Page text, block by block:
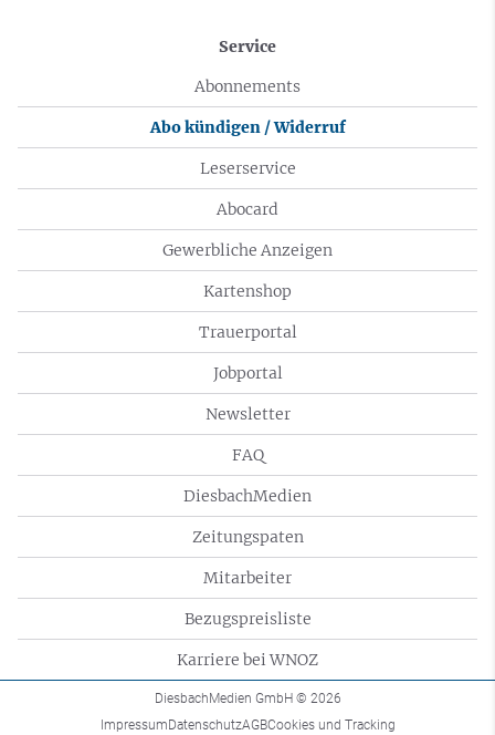
Service
Abonnements
Abo kündigen / Widerruf
Leserservice
Abocard
Gewerbliche Anzeigen
Kartenshop
Trauerportal
Jobportal
Newsletter
FAQ
DiesbachMedien
Zeitungspaten
Mitarbeiter
Bezugspreisliste
Karriere bei WNOZ
DiesbachMedien GmbH © 2026
ImpressumDatenschutzAGBCookies und Tracking